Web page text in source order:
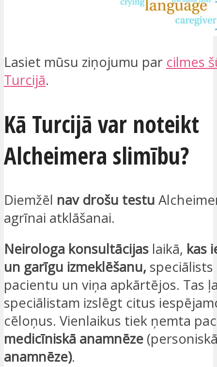
Lasiet mūsu ziņojumu par cilmes
Turcijā.
Kā Turcijā var noteikt
Alcheimera slimību?
Diemžēl nav drošu testu
agrīnai atklāšanai.
Neirologa konsultācijas laikā, kas
un garīgu izmeklēšanu,
pacientu un viņa apkārtējos. Tas
speciālistam izslēgt citus
cēloņus. Vienlaikus tiek ņemta
medicīniskā anamnēze
anamnēze).